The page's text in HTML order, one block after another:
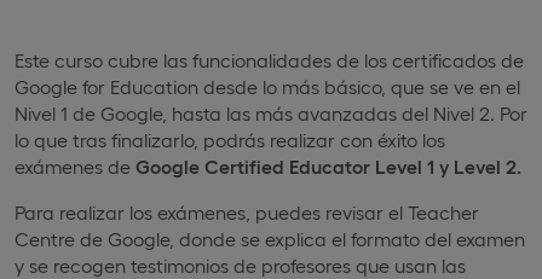
Este curso cubre las funcionalidades de los certificados de
Google for Education desde lo más básico, que se ve en el
Nivel 1 de Google, hasta las más avanzadas del Nivel 2. Por
lo que tras finalizarlo, podrás realizar con éxito los
exámenes de Google Certified Educator Level 1 y Level 2.
Para realizar los exámenes, puedes revisar el Teacher
Centre de Google, donde se explica el formato del examen
y se recogen testimonios de profesores que usan las